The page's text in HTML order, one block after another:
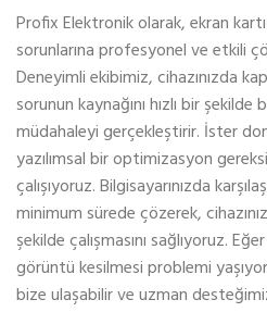
Profix Elektronik olarak, ekran
sorunlarına profesyonel ve etkili
Deneyimli ekibimiz, cihazınızda
sorunun kaynağını hızlı bir
müdahaleyi gerçekleştirir. İster
yazılımsal bir optimizasyon
çalışıyoruz. Bilgisayarınızda
minimum sürede çözerek,
şekilde çalışmasını sağlıyoruz.
görüntü kesilmesi problemi
bize ulaşabilir ve uzman